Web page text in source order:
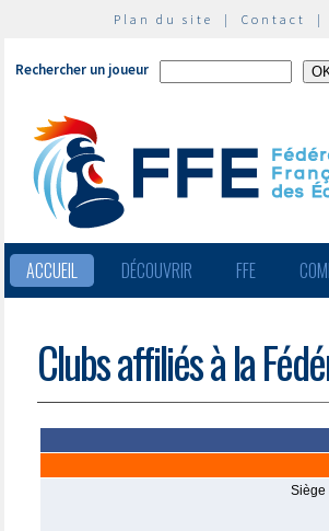
Plan du site | Contact |
Rechercher un joueur
ACCUEIL DÉCOUVRIR FFE
Clubs affiliés à la
Siège